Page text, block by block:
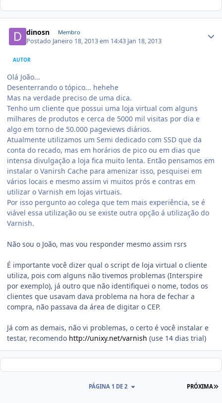
dinosn Membro
Postado Janeiro 18, 2013 em 14:43 Jan 18, 2013
AUTOR
Olá João...
Desenterrando o tópico... hehehe
Mas na verdade preciso de uma dica.
Tenho um cliente que possui uma loja virtual com alguns
milhares de produtos e cerca de 5000 mil visitas por dia e
algo em torno de 50.000 pageviews diários.
Atualmente utilizamos um Semi dedicado com SSD que da
conta do recado, mas em horários de pico ou em dias que
intensa divulgação a loja fica muito lenta. Então pensamos em
instalar o Vanirsh Cache para amenizar isso, pesquisei em
vários locais e mesmo assim vi muitos prós e contras em
utilizar o Varnish em lojas virtuais.
Por isso pergunto ao colega que tem mais experiência, se é
viável essa utilização ou se existe outra opção á utilização do
Varnish.
Não sou o João, mas vou responder mesmo assim rsrs
É importante você dizer qual o script de loja virtual o cliente
utiliza, pois com alguns não tivemos problemas (Interspire
por exemplo), já outro que não identifiquei o nome, todos os
clientes que usavam dava problema na hora de fechar a
compra, não passava da área de digitar o CEP.
Já com as demais, não vi problemas, o certo é você instalar e
testar, recomendo http://unixy.net/varnish (use 14 dias trial)
PRÓXIMA
PÁGINA 1 DE 2